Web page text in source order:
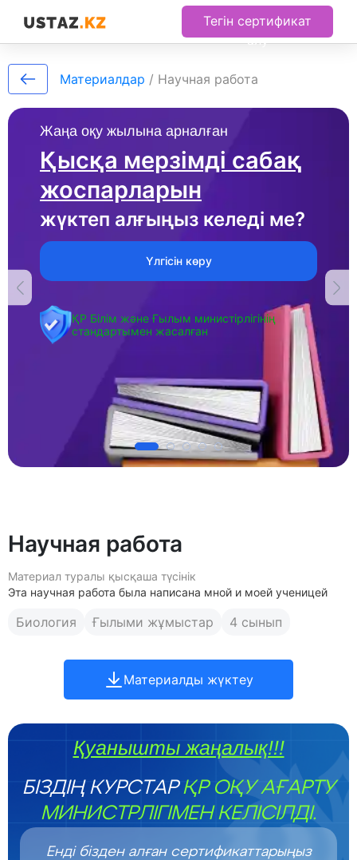
Тегін сертификат
алу
Жаңа оқу жылына арналған
Қысқа мерзімді сабақ
жоспарларын
жүктеп алғыңыз келеді ме?
Үлгісін көру
ҚР Білім және Ғылым министірлігінің
стандартымен жасалған
Материалдар / Научная работа
Научная работа
Материал туралы қысқаша түсінік
Эта научная работа была написана мной и моей ученицей
Биология Ғылыми жұмыстар 4 сынып
Материалды жүктеу
Қуанышты жаңалық!!!
БІЗДІҢ КУРСТАРҚР ОҚУ АҒАРТУ
МИНИСТРЛІГІМЕН КЕЛІСІЛДІ.
Енді бізден алған сертификаттарыңыз